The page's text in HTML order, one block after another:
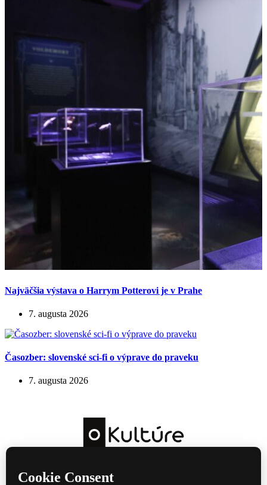
Najväčšia výstava o Harrym Potterovi je v Prahe
7. augusta 2026
Časozber: slovenské sci-fi o výprave do praveku
7. augusta 2026